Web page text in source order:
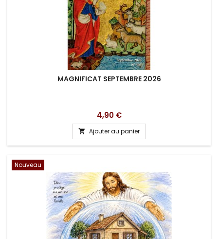
MAGNIFICAT SEPTEMBRE 2026
Prix
4,90 €
 Ajouter au panier
Nouveau